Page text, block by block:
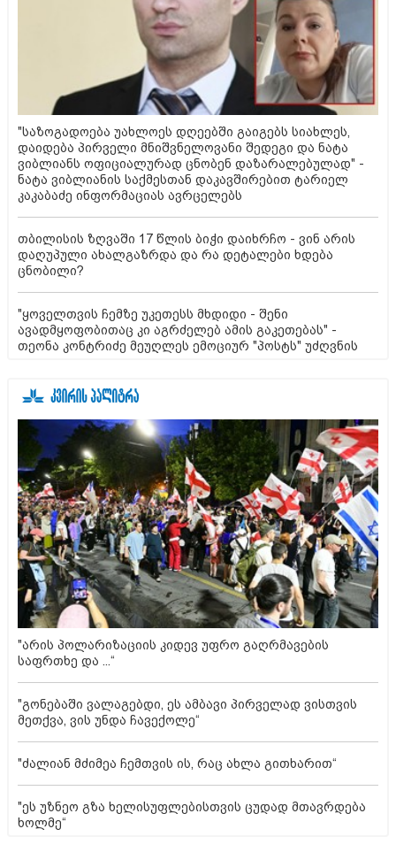
"საზოგადოება უახლოეს დღეებში გაიგებს სიახლეს,
დაიდება პირველი მნიშვნელოვანი შედეგი და ნატა
ვიბლიანს ოფიციალურად ცნობენ დაზარალებულად" -
ნატა ვიბლიანის საქმესთან დაკავშირებით ტარიელ
კაკაბაძე ინფორმაციას ავრცელებს
თბილისის ზღვაში 17 წლის ბიჭი დაიხრჩო - ვინ არის
დაღუპული ახალგაზრდა და რა დეტალები ხდება
ცნობილი?
"ყოველთვის ჩემზე უკეთესს მხდიდი - შენი
ავადმყოფობითაც კი აგრძელებ ამის გაკეთებას" -
თეონა კონტრიძე მეუღლეს ემოციურ "პოსტს" უძღვნის
"არის პოლარიზაციის კიდევ უფრო გაღრმავების
საფრთხე და ...“
"გონებაში ვალაგებდი, ეს ამბავი პირველად ვისთვის
მეთქვა, ვის უნდა ჩავექოლე“
"ძალიან მძიმეა ჩემთვის ის, რაც ახლა გითხარით“
"ეს უზნეო გზა ხელისუფლებისთვის ცუდად მთავრდება
ხოლმე“